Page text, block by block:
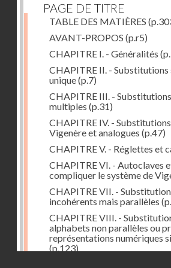
PAGE DE TITRE
TABLE DES MATIÈRES
AVANT-PROPOS (p.r5)
CHAPITRE I. - Généralités
CHAPITRE II. -
unique(p.7)
CHAPITRE III. -
multiples (p.31)
CHAPITRE IV. -
Vigenère et analogues (p.47)
CHAPITRE V. - Réglettes et
CHAPITRE VI. - Autoclaves
compliquer le système de
CHAPITRE VII. -
incohérents mais parallèles
CHAPITRE VIII. -
alphabets non parallèles ou
représentations numériques
(p.123)